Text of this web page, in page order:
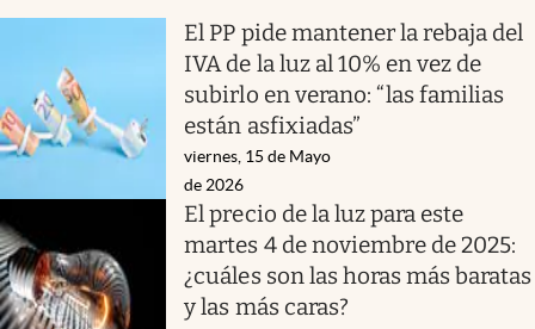
El PP pide mantener la rebaja del
IVA de la luz al 10% en vez de
subirlo en verano: “las familias
están asfixiadas”
viernes, 15 de Mayo
de 2026
El precio de la luz para este
martes 4 de noviembre de 2025:
¿cuáles son las horas más baratas
y las más caras?